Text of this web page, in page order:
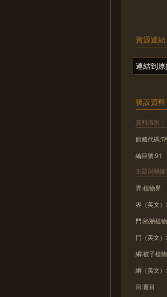
資源連結
連結到
後設資料
資料識別：
館藏代碼
編目號:91
主題與關鍵
界:植物界
界（英文
門:胚胎植
門（英文
綱:被子植
綱（英文
目:薑目